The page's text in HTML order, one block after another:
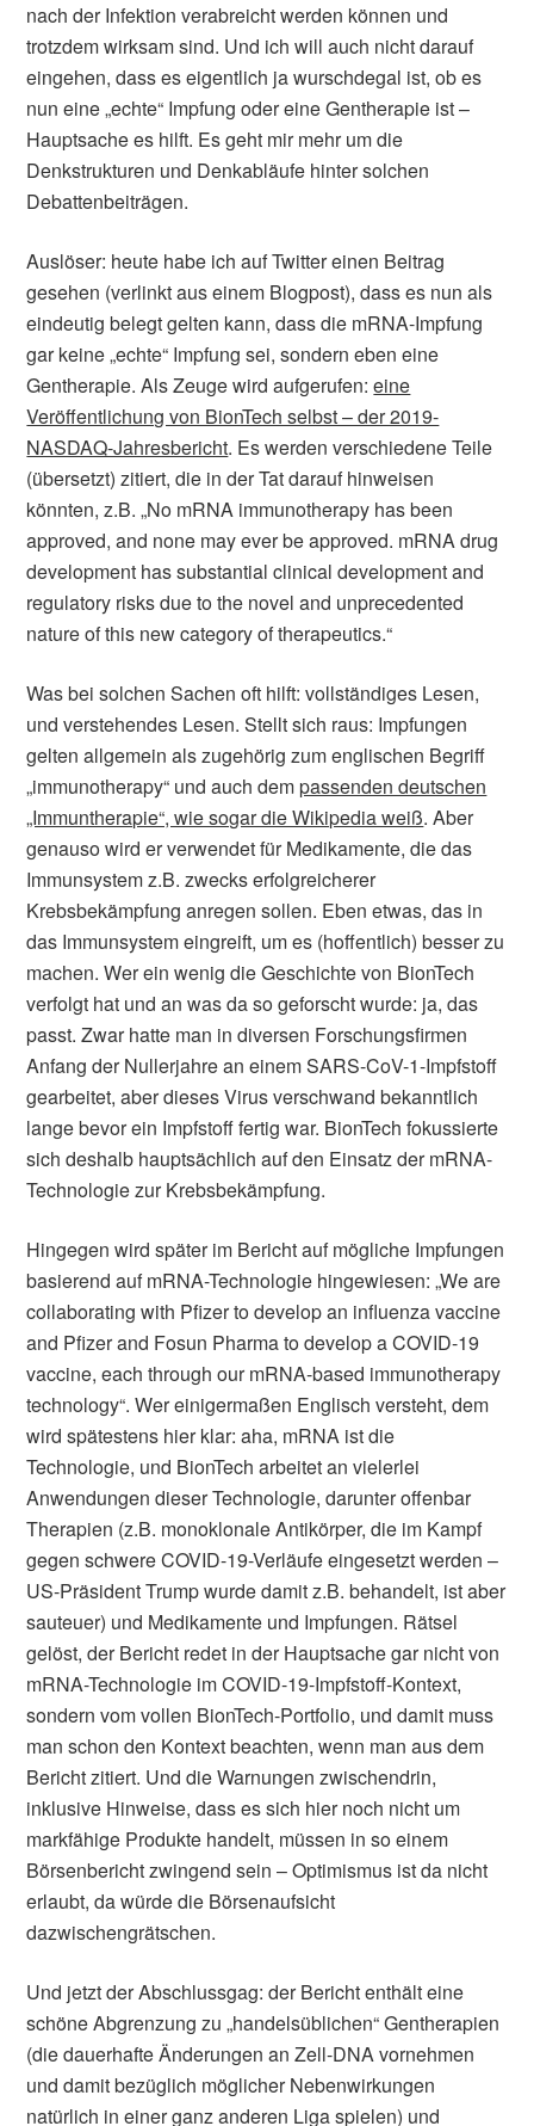
nach der Infektion verabreicht werden können und
trotzdem wirksam sind. Und ich will auch nicht darauf
eingehen, dass es eigentlich ja wurschdegal ist, ob es
nun eine „echte“ Impfung oder eine Gentherapie ist –
Hauptsache es hilft. Es geht mir mehr um die
Denkstrukturen und Denkabläufe hinter solchen
Debattenbeiträgen.
Auslöser: heute habe ich auf Twitter einen Beitrag
gesehen (verlinkt aus einem Blogpost), dass es nun als
eindeutig belegt gelten kann, dass die mRNA-Impfung
gar keine „echte“ Impfung sei, sondern eben eine
Gentherapie. Als Zeuge wird aufgerufen:eine
Veröffentlichung von BionTech selbst – der 2019-
NASDAQ-Jahresbericht. Es werden verschiedene Teile
(übersetzt) zitiert, die in der Tat darauf hinweisen
könnten, z.B. „No mRNA immunotherapy has been
approved, and none may ever be approved. mRNA drug
development has substantial clinical development and
regulatory risks due to the novel and unprecedented
nature of this new category of therapeutics.“
Was bei solchen Sachen oft hilft: vollständiges Lesen,
und verstehendes Lesen. Stellt sich raus: Impfungen
gelten allgemein als zugehörig zum englischen Begriff
„immunotherapy“ und auch dempassenden deutschen
„Immuntherapie“, wie sogar die Wikipedia weiß. Aber
genauso wird er verwendet für Medikamente, die das
Immunsystem z.B. zwecks erfolgreicherer
Krebsbekämpfung anregen sollen. Eben etwas, das in
das Immunsystem eingreift, um es (hoffentlich) besser zu
machen. Wer ein wenig die Geschichte von BionTech
verfolgt hat und an was da so geforscht wurde: ja, das
passt. Zwar hatte man in diversen Forschungsfirmen
Anfang der Nullerjahre an einem SARS-CoV-1-Impfstoff
gearbeitet, aber dieses Virus verschwand bekanntlich
lange bevor ein Impfstoff fertig war. BionTech fokussierte
sich deshalb hauptsächlich auf den Einsatz der mRNA-
Technologie zur Krebsbekämpfung.
Hingegen wird später im Bericht auf mögliche Impfungen
basierend auf mRNA-Technologie hingewiesen: „We are
collaborating with Pfizer to develop an influenza vaccine
and Pfizer and Fosun Pharma to develop a COVID-19
vaccine, each through our mRNA-based immunotherapy
technology“. Wer einigermaßen Englisch versteht, dem
wird spätestens hier klar: aha, mRNA ist die
Technologie, und BionTech arbeitet an vielerlei
Anwendungen dieser Technologie, darunter offenbar
Therapien (z.B. monoklonale Antikörper, die im Kampf
gegen schwere COVID-19-Verläufe eingesetzt werden –
US-Präsident Trump wurde damit z.B. behandelt, ist aber
sauteuer) und Medikamente und Impfungen. Rätsel
gelöst, der Bericht redet in der Hauptsache gar nicht von
mRNA-Technologie im COVID-19-Impfstoff-Kontext,
sondern vom vollen BionTech-Portfolio, und damit muss
man schon den Kontext beachten, wenn man aus dem
Bericht zitiert. Und die Warnungen zwischendrin,
inklusive Hinweise, dass es sich hier noch nicht um
markfähige Produkte handelt, müssen in so einem
Börsenbericht zwingend sein – Optimismus ist da nicht
erlaubt, da würde die Börsenaufsicht
dazwischengrätschen.
Und jetzt der Abschlussgag: der Bericht enthält eine
schöne Abgrenzung zu „handelsüblichen“ Gentherapien
(die dauerhafte Änderungen an Zell-DNA vornehmen
und damit bezüglich möglicher Nebenwirkungen
natürlich in einer ganz anderen Liga spielen) und